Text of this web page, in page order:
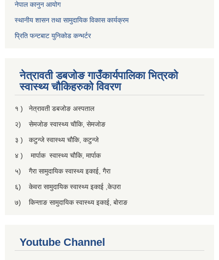
नेपाल कानुन आयोग
स्थानीय शासन तथा सामुदायिक विकास कार्यक्रम
प्रिति फन्टबाट युनिकोड कन्भर्टर
नेत्रावती डबजाेङ गाउँकार्यपालिका भित्रकाे
स्वास्थ्य चाैकिहरुकाे विवरण
१ ) नेत्रावती डबजोङ अस्पताल
२) सेमजाेङ स्वास्थ्य चाैकि, सेमजाेङ
३ ) कटुन्जे स्वास्थ्य चाैकि, कटुन्जे
४ ) मार्पाक स्वास्थ्य चाैकि, मार्पाक
५) गैरा सामुदायिक स्वास्थ्य इकाई, गैरा
६) केवरा सामुदायिक स्वास्थ्य इकाई ,केउरा
७) किन्ताङ सामुदायिक स्वास्थ्य इकाई, बाेराङ
Youtube Channel